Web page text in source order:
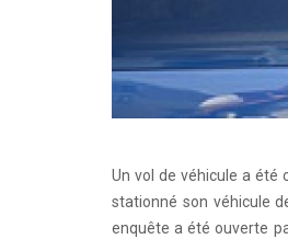
Un vol de véhicule a été
stationné son véhicule
enquête a été ouverte